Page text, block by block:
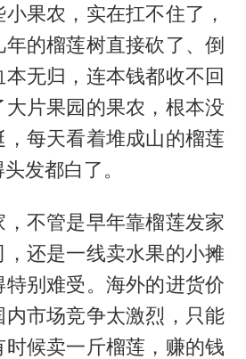
果农，实在扛不住了，
年的榴莲树直接砍了、倒
无归，连本钱都收不回
大片果园的果农，根本没
每天看着堆成山的榴莲
发都白了。
不管是早年靠榴莲发家
，还是一线卖水果的小摊
特别难受。海外的进货价
内市场竞争太激烈，只能
候卖一斤榴莲，赚的钱